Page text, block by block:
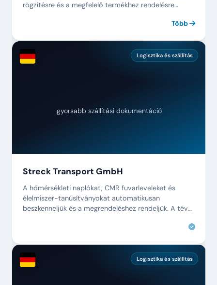
rögzítésre és a megfelelő termékhez rendelésre
Több
Logisztika és szállítás
gyorsabb szállítási dokumentáció
Streck Transport GmbH
A hőmérsékleti naplókat, CMR fuvarleveleket és
élelmiszer-tanúsítványokat automatikusan
beszkenneljük és a megrendeléshez rendeljük. A téves
Logisztika és szállítás